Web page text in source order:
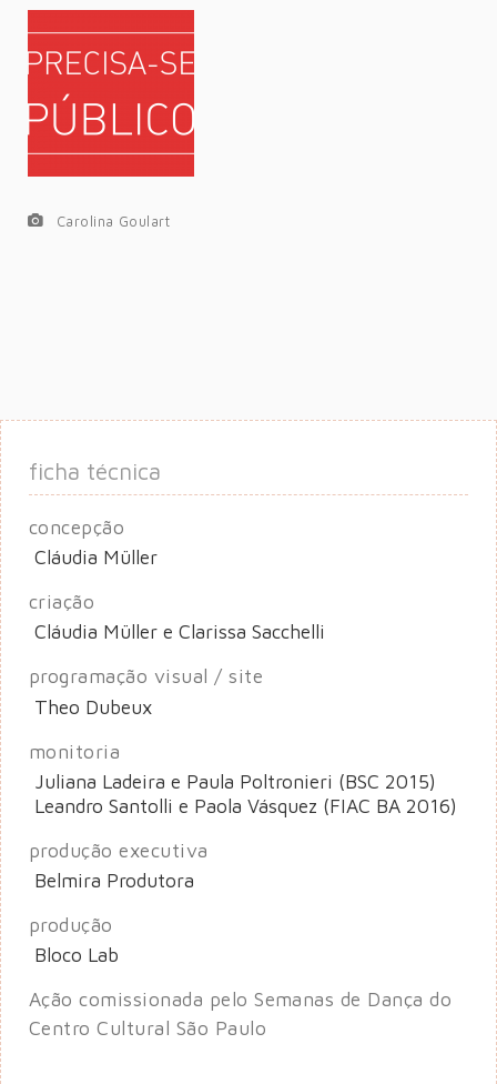
Carolina Goulart
ficha técnica
concepção
Cláudia Müller
criação
Cláudia Müller e Clarissa Sacchelli
programação visual / site
Theo Dubeux
monitoria
Juliana Ladeira e Paula Poltronieri (BSC 2015)
Leandro Santolli e Paola Vásquez (FIAC BA 2016)
produção executiva
Belmira Produtora
produção
Bloco Lab
Ação comissionada pelo Semanas de Dança do
Centro Cultural São Paulo